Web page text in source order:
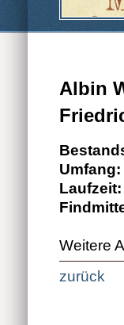
Albin
Umfang:
Laufzeit:
Weitere
zurück